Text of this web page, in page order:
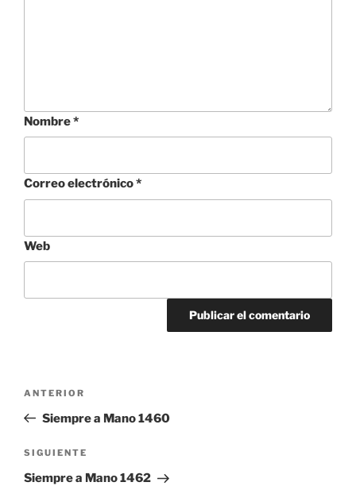
Nombre*
Correo electrónico*
Web
entradas
Entrada
anterior:
ANTERIOR
Siempre a Mano 1460
Siguiente
entrada
SIGUIENTE
Siempre a Mano 1462